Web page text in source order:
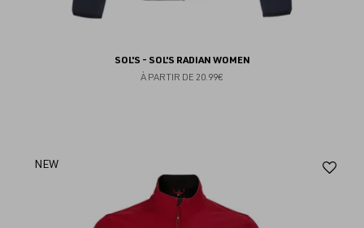
SOL'S - SOL'S RADIAN WOMEN
À PARTIR DE 20.99€
NEW